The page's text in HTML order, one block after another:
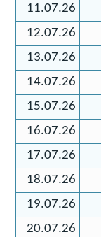
11.07.26
12.07.26
13.07.26
14.07.26
15.07.26
16.07.26
17.07.26
18.07.26
19.07.26
20.07.26